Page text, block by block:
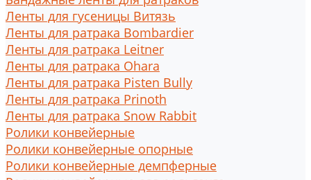
Ленты для гусеницы Витязь
Ленты для ратрака Bombardier
Ленты для ратрака Leitner
Ленты для ратрака Ohara
Ленты для ратрака Pisten Bully
Ленты для ратрака Prinoth
Ленты для ратрака Snow Rabbit
Ролики конвейерные
Ролики конвейерные опорные
Ролики конвейерные демпферные